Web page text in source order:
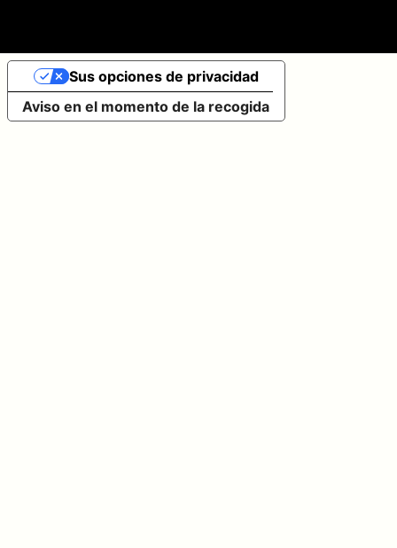
Aviso en el momento de la recogida
Sus opciones de privacidad